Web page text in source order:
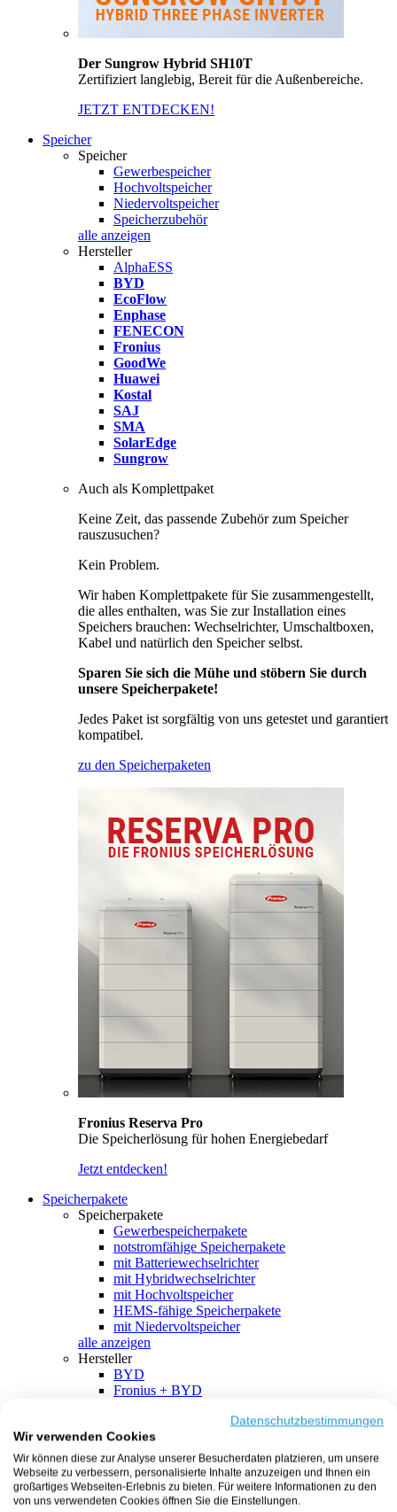
Der Sungrow Hybrid SH10T
Zertifiziert langlebig, Bereit für die Außenbereiche.
JETZT ENTDECKEN!
Speicher
Speicher
Gewerbespeicher
Hochvoltspeicher
Niedervoltspeicher
Speicherzubehör
alle anzeigen
Hersteller
AlphaESS
BYD
EcoFlow
Enphase
FENECON
Fronius
GoodWe
Huawei
Kostal
SAJ
SMA
SolarEdge
Sungrow
Auch als Komplettpaket
Keine Zeit, das passende Zubehör zum Speicher
rauszusuchen?
Kein Problem.
Wir haben Komplettpakete für Sie zusammengestellt,
die alles enthalten, was Sie zur Installation eines
Speichers brauchen: Wechselrichter, Umschaltboxen,
Kabel und natürlich den Speicher selbst.
Sparen Sie sich die Mühe und stöbern Sie durch
unsere Speicherpakete!
Jedes Paket ist sorgfältig von uns getestet und garantiert
kompatibel.
zu den Speicherpaketen
Fronius Reserva Pro
Die Speicherlösung für hohen Energiebedarf
Jetzt entdecken!
Speicherpakete
Speicherpakete
Gewerbespeicherpakete
notstromfähige Speicherpakete
mit Batteriewechselrichter
mit Hybridwechselrichter
mit Hochvoltspeicher
HEMS-fähige Speicherpakete
mit Niedervoltspeicher
alle anzeigen
Hersteller
BYD
Fronius + BYD
SMA + BYD
EcoFlow
EcoFlow + EcoFlow
FENECON
FENECON + FENECON
Datenschutzbestimmungen
Wir verwenden Cookies
Wir können diese zur Analyse unserer Besucherdaten platzieren, um unsere
Webseite zu verbessern, personalisierte Inhalte anzuzeigen und Ihnen ein
großartiges Webseiten-Erlebnis zu bieten. Für weitere Informationen zu den
von uns verwendeten Cookies öffnen Sie die Einstellungen.